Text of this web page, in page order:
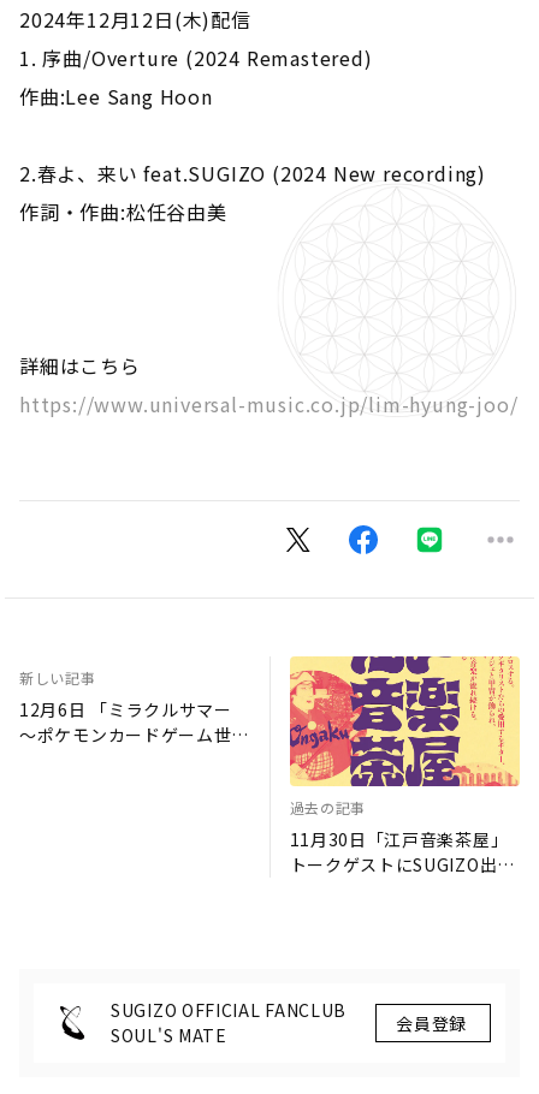
2024年12月12日(木)配信
1. 序曲/Overture (2024 Remastered)
作曲:Lee Sang Hoon
2.春よ、来い feat.SUGIZO (2024 New recording)
作詞・作曲:松任谷由美
詳細はこちら
https://www.universal-music.co.jp/lim-hyung-joo/
新しい記事
12月6日 「ミラクルサマー
〜ポケモンカードゲーム世界
過去の記事
11月30日「江戸音楽茶屋」
トークゲストにSUGIZO出演
SUGIZO OFFICIAL FANCLUB
SOUL'S MATE